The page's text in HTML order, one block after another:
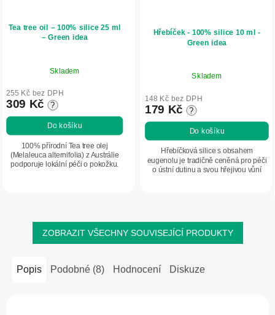
Tea tree oil – 100% silice 25 ml
– Green idea
Skladem
255 Kč bez DPH
309 Kč ?
Do košíku
100% přírodní Tea tree olej
(Melaleuca alternifolia) z Austrálie
podporuje lokální péči o pokožku.
Hřebíček - 100% silice 10 ml -
Green idea
Skladem
148 Kč bez DPH
179 Kč ?
Do košíku
Hřebíčková silice s obsahem
eugenolu je tradičně ceněná pro péči
o ústní dutinu a svou hřejivou vůní
ZOBRAZIT VŠECHNY SOUVISEJÍCÍ PRODUKTY
Popis Podobné (8) Hodnocení Diskuze